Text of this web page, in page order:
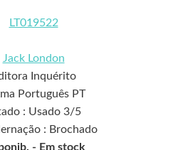
LT019522
Jack London
Inquérito
Português PT
: Usado 3/5
: Brochado
- Em stock